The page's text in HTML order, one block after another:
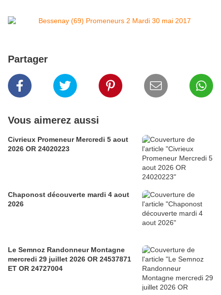
Partager
Vous aimerez aussi
Civrieux Promeneur Mercredi 5 aout
2026 OR 24020223
Chaponost découverte mardi 4 aout
2026
Le Semnoz Randonneur Montagne
mercredi 29 juillet 2026 OR 24537871
ET OR 24727004